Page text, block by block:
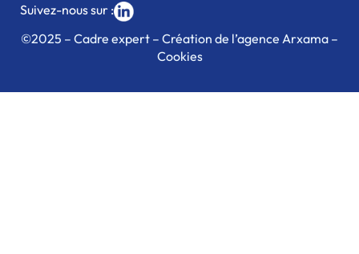
Suivez-nous sur :
©2025 – Cadre expert – Création de l’agence Arxama –
Cookies